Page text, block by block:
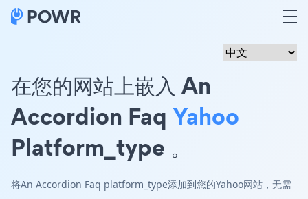
在您的网站上嵌入 An
Accordion Faq Yahoo
Platform_type 。
将An Accordion Faq platform_type添加到您的Yahoo网站，无需